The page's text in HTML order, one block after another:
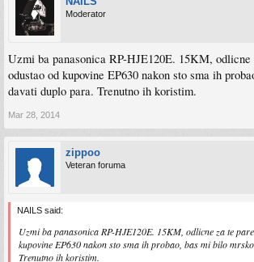
Moderator
Uzmi ba panasonica RP-HJE120E. 15KM, odlicne
odustao od kupovine EP630 nakon sto sma ih
davati duplo para. Trenutno ih koristim.
Mar 28, 2014
zippoo
Veteran foruma
NAILS said:
Uzmi ba panasonica RP-HJE120E. 15KM, odlicne za te
kupovine EP630 nakon sto sma ih probao, bas mi bilo
Trenutno ih koristim.